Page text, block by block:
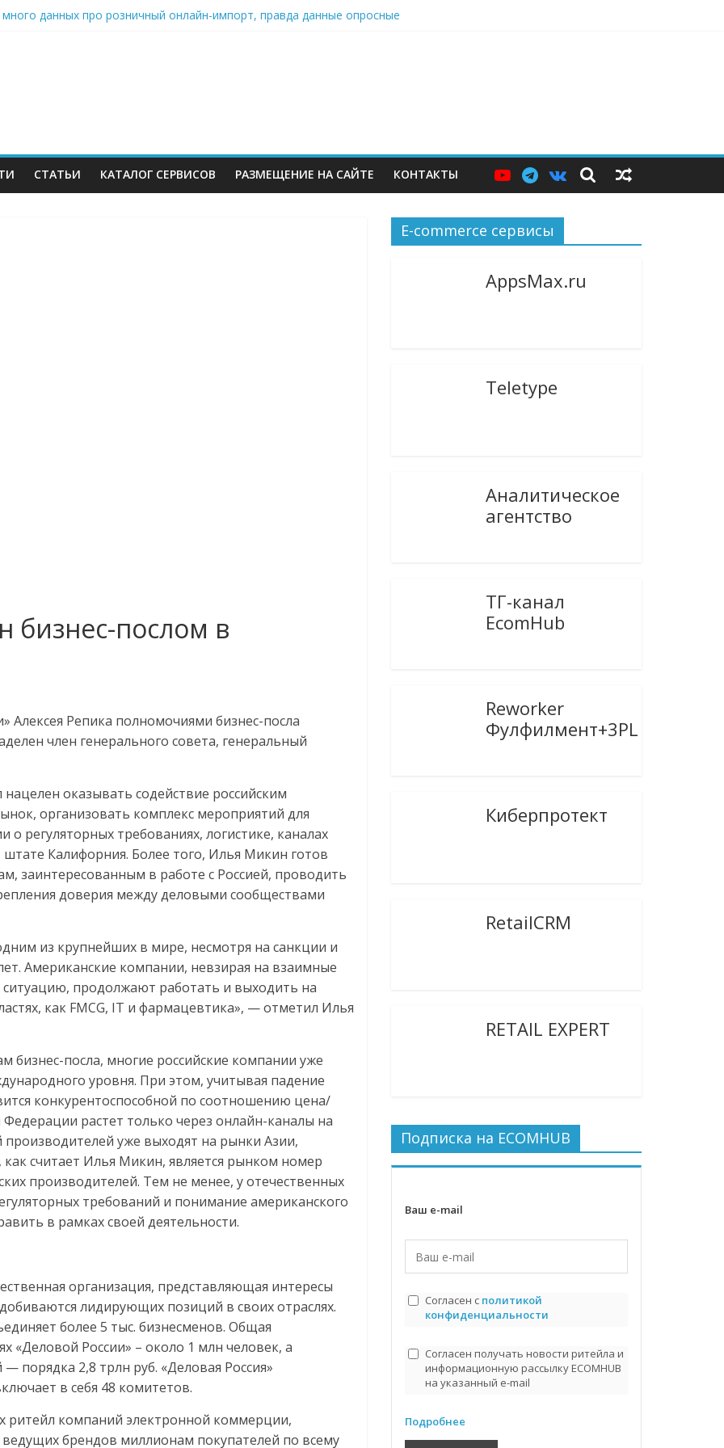
много данных про розничный онлайн-импорт, правда данные опросные
СТАТЬИ КАТАЛОГ СЕРВИСОВ РАЗМЕЩЕНИЕ НА САЙТЕ КОНТАКТЫ
бизнес-послом в
Алексея Репика полномочиями бизнес-посла
член генерального совета, генеральный
оказывать содействие российским
организовать комплекс мероприятий для
регуляторных требованиях, логистике, каналах
Калифорния. Более того, Илья Микин готов
заинтересованным в работе с Россией, проводить
доверия между деловыми сообществами
из крупнейших в мире, несмотря на санкции и
Американские компании, невзирая на взаимные
продолжают работать и выходить на
как FMCG, IT и фармацевтика», — отметил Илья
бизнес-посла, многие российские компании уже
уровня. При этом, учитывая падение
конкурентоспособной по соотношению цена/
Федерации растет только через онлайн-каналы на
уже выходят на рынки Азии,
считает Илья Микин, является рынком номер
производителей. Тем не менее, у отечественных
требований и понимание американского
в рамках своей деятельности.
организация, представляющая интересы
лидирующих позиций в своих отраслях.
более 5 тыс. бизнесменов. Общая
«Деловой России» – около 1 млн человек, а
порядка 2,8 трлн руб. «Деловая Россия»
в себя 48 комитетов.
ритейл компаний электронной коммерции,
брендов миллионам покупателей по всему
E-commerce сервисы
AppsMax.ru
Teletype
Аналитическое
агентство
ТГ-канал
EcomHub
Reworker
Фулфилмент+3PL
Киберпротект
RetailCRM
RETAIL EXPERT
Подписка на ECOMHUB
Ваш e-mail
Согласен с политикой
конфиденциальности
Согласен получать новости ритейла и
информационную рассылку ECOMHUB
на указанный e-mail
Подробнее